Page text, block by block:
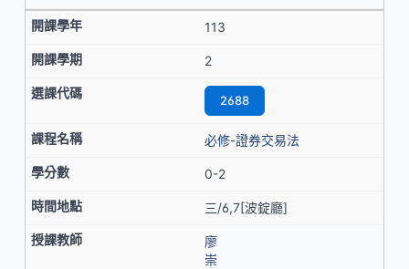
113
2
2688
必修-證券交易法
0-2
三/6,7[波錠廳]
廖
崇